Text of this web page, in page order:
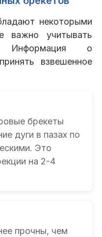
некоторыми
важно учитывать
Информация о
взвешенное
брекеты
дуги в пазах по
Это
на 2-4
прочны, чем